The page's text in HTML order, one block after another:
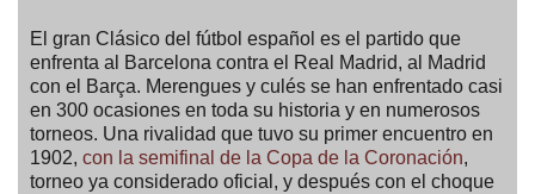
El gran Clásico del fútbol español es el partido que
enfrenta al Barcelona contra el Real Madrid, al Madrid
con el Barça. Merengues y culés se han enfrentado casi
en 300 ocasiones en toda su historia y en numerosos
torneos. Una rivalidad que tuvo su primer encuentro en
1902, con la semifinal de la Copa de la Coronación,
torneo ya considerado oficial, y después con el choque